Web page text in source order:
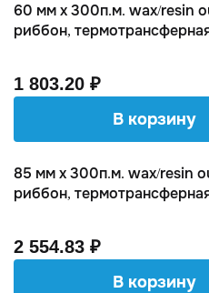
60 мм х 300п.м. wax/resin
риббон,
1 803.20 ₽
В корзину
85 мм х 300п.м. wax/resin
риббон,
2 554.83 ₽
В корзину